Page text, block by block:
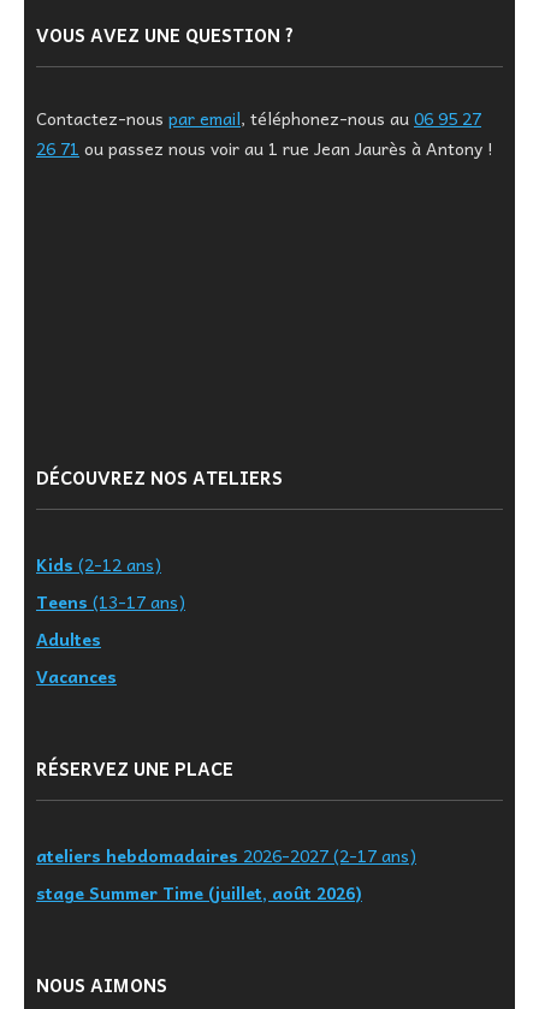
VOUS AVEZ UNE QUESTION ?
Contactez-nous par email, téléphonez-nous au06 95 27
26 71 ou passez nous voir au 1 rue Jean Jaurès à Antony !
DÉCOUVREZ NOS ATELIERS
Kids (2-12 ans)
Teens (13-17 ans)
Adultes
Vacances
RÉSERVEZ UNE PLACE
ateliers hebdomadaires 2026-2027 (2-17 ans)
stage Summer Time (juillet, août 2026)
NOUS AIMONS